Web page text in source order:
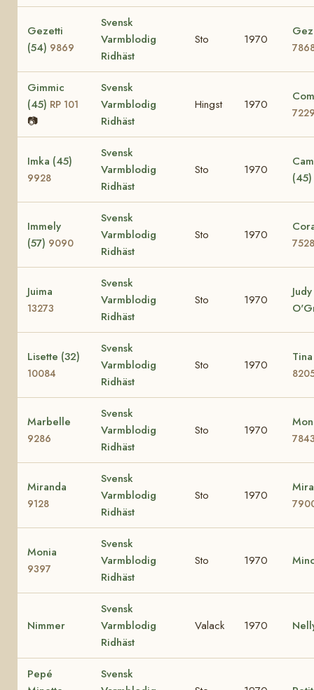
Gezetti
(54) 9869
Svensk
Varmblodig
Ridhäst
Sto 1970
Gimmic
(45) RP 101
📷
Svensk
Varmblodig
Ridhäst
Hingst 1970
Imka (45)
9928
Svensk
Varmblodig
Ridhäst
Sto 1970
(45)
Immely
(57) 9090
Svensk
Varmblodig
Ridhäst
Sto 1970
7528
Juima
13273
Svensk
Varmblodig
Ridhäst
Sto 1970
Judy
Lisette (32)
10084
Svensk
Varmblodig
Ridhäst
Sto 1970
Marbelle
9286
Svensk
Varmblodig
Ridhäst
Sto 1970
Miranda
9128
Svensk
Varmblodig
Ridhäst
Sto 1970
Monia
9397
Svensk
Varmblodig
Ridhäst
Sto 1970
Nimmer
Svensk
Varmblodig
Ridhäst
Valack 1970
Pepé
Svensk